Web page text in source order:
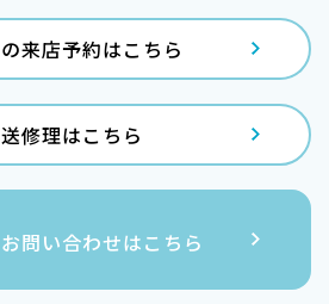
来店予約はこちら
修理はこちら
問い合わせはこちら